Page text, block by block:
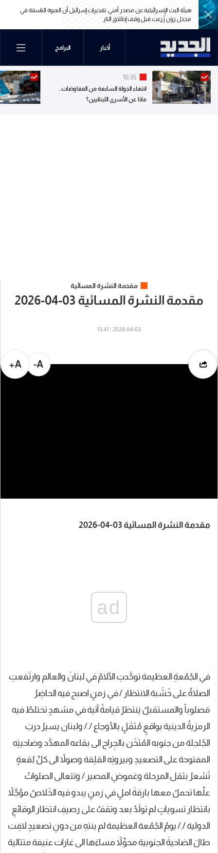
هيئة البث الإسرائيلية عن مصدر أمني: تقديرات إسرائيل أن العبوة الناسفة في
مجدل زون زُرعت قبل وقف إطلاق النار
هيئة البث الإسرائيلية عن مصدر أمني: تقديرات إسرائيل أن العبوة الناسفة في
مجدل زون زُرعت قبل وقف إطلاق النار
أخبار البرامج
10:35
انتهاء الجولة السابعة من المفاوضات..
ماذا عن الأسرى اللبنانيين؟
مقدمة النشرة المسائية
مقدمة النشرة المسائية 03-04-2026
2026-04-03 | 13:41
A-
A+
مقدمة النشرة المسائية 03-04-2026
ad
في الجُمُعةِ العظيمة توحَّدتِ الآلامُ في لبنانَ والعالم وارتَفعتِ
الصلاةُ على خَشَبة الانتظار / في زمنٍ اصبح فيه الحاضِرُ
مَصلوباً والمستقبلُ يَنتظرُ قيامةً آتية في مشهدٍ تختلطُ فيه
الرمزيةُ الدينية بواقعٍ مُثقَلٍ بالأوجاع /./ ولبنان يسيرُ دربَ
الجُلجلة من جنوبه المُثخَن بالجِراح الى بقاعه المهدَّد وضاحيتِه
المفتوحة على التصعيدِ وبيروتِه القلِقة وصولاً الى كلِّ بُقعةٍ
تَشعرُ بثقل المرحلة وغموضِ المصير / وتتعالى الصلواتُ
علّها تحملُ معها بارقةَ املٍ في زمنٍ يبدو فيه الخَلاصُ مؤجَّلاً
بانتظار تسوياتٍ لم تولَدْ بعد وتقفُ على رصيفِ انتظار الوقائعِ
الدولية /./ يومُ الجُمُعة العظيمة لم ينتهِ من دونِ تصعيدٍ لافِت
طالَ الضاحيةَ الجنوبية محوِّلاً مساءَها الى غارات عنيفة متتالية